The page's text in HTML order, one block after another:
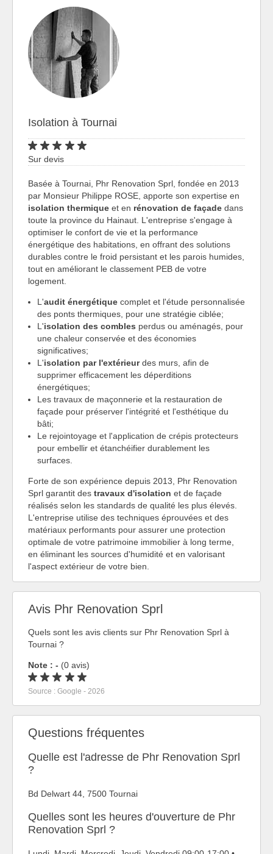
Isolation à Tournai
Sur devis
Basée à Tournai, Phr Renovation Sprl, fondée en 2013
par Monsieur Philippe ROSE, apporte son expertise en
isolation thermique et en rénovation de façade dans
toute la province du Hainaut. L'entreprise s'engage à
optimiser le confort de vie et la performance
énergétique des habitations, en offrant des solutions
durables contre le froid persistant et les parois humides,
tout en améliorant le classement PEB de votre
logement.
L'audit énergétique complet et l'étude personnalisée
des ponts thermiques, pour une stratégie ciblée;
L'isolation des combles perdus ou aménagés, pour
une chaleur conservée et des économies
significatives;
L'isolation par l'extérieurdes murs, afin de
supprimer efficacement les déperditions
énergétiques;
Les travaux de maçonnerie et la restauration de
façade pour préserver l'intégrité et l'esthétique du
bâti;
Le rejointoyage et l'application de crépis protecteurs
pour embellir et étanchéifier durablement les
surfaces.
Forte de son expérience depuis 2013, Phr Renovation
Sprl garantit des travaux d'isolation et de façade
réalisés selon les standards de qualité les plus élevés.
L'entreprise utilise des techniques éprouvées et des
matériaux performants pour assurer une protection
optimale de votre patrimoine immobilier à long terme,
en éliminant les sources d'humidité et en valorisant
l'aspect extérieur de votre bien.
Avis Phr Renovation Sprl
Quels sont les avis clients sur Phr Renovation Sprl à
Tournai ?
Note : - (0 avis)
Source : Google - 2026
Questions fréquentes
Quelle est l'adresse de Phr Renovation Sprl
?
Bd Delwart 44, 7500 Tournai
Quelles sont les heures d'ouverture de Phr
Renovation Sprl ?